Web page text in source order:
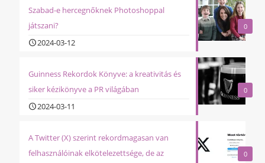
0
Szabad-e hercegnőknek Photoshoppal
játszani?
2024-03-12
0
Guinness Rekordok Könyve: a kreativitás és
siker kézikönyve a PR világában
2024-03-11
0
A Twitter (X) szerint rekordmagasan van
felhasználóinak elkötelezettsége, de az